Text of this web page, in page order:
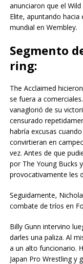
anunciaron que el
Elite, apuntando
mundial en Wembley.
Segmento
ring:
The Acclaimed
se fuera a
vanaglorió de su
censurado
habría excusas
convirtieran en
vez. Antes de que
por The Young Bucks
provocativamente les
Seguidamente,
combate de tríos en
Billy Gunn intervino
darles una paliza. Al
a un alto funcionario.
Japan Pro Wrestling y